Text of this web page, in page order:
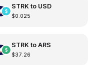
STRKto USD
$0.025
STRKto ARS
$37.26